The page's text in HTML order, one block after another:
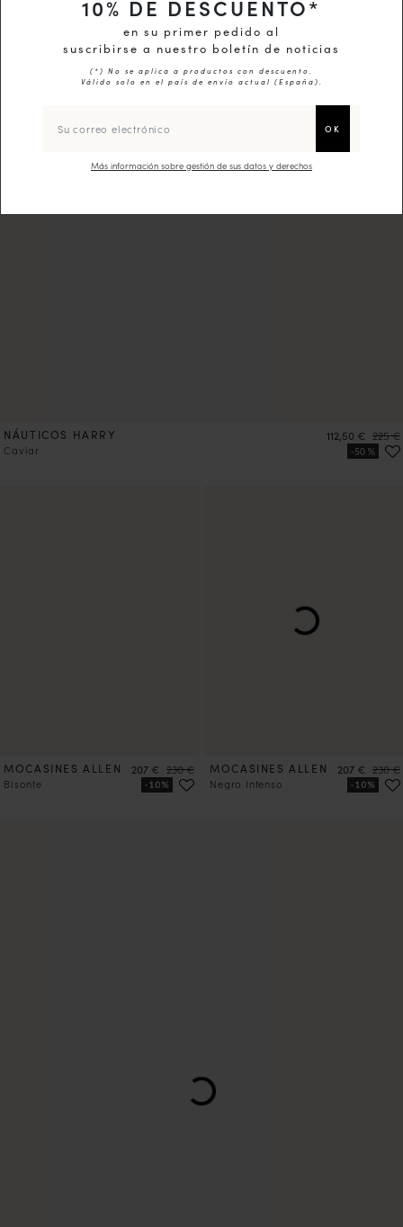
NÁUTICOS HARRY
Caviar
Precio
112,50 € Precio
225 €
MOCASINES ALLEN
Bisonte
Precio
207 € Precio
230 € MOCASINES ALLEN
Negro Intenso
Precio
207 € Precio
230 €
10% DE DESCUENTO*
en su primer pedido al
suscribirse a nuestro boletín de noticias
(*) No se aplica a productos con descuento.
Válido solo en el país de envío actual (España).
Más información sobre gestión de sus datos y derechos